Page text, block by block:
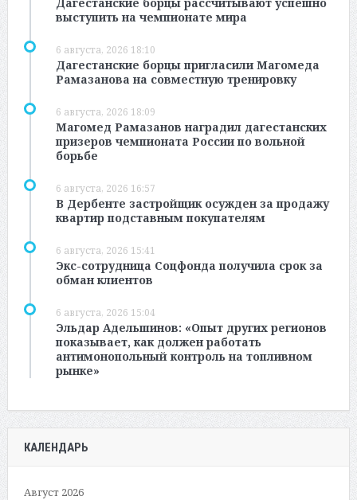
выступить на чемпионате мира
6 августа, 2026 18:10
Дагестанские борцы пригласили Магомеда
Рамазанова на совместную тренировку
6 августа, 2026 18:09
Магомед Рамазанов наградил дагестанских
призеров чемпионата России по вольной
борьбе
6 августа, 2026 16:57
В Дербенте застройщик осужден за продажу
квартир подставным покупателям
6 августа, 2026 15:41
Экс-сотрудница Соцфонда получила срок за
обман клиентов
6 августа, 2026 15:04
Эльдар Адельшинов: «Опыт других регионов
показывает, как должен работать
антимонопольный контроль на топливном
рынке»
КАЛЕНДАРЬ
Август 2026